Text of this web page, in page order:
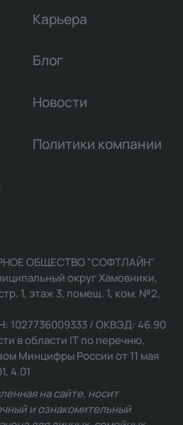
Карьера
Блог
Новости
Политики компании
ОБЩЕСТВО "СОФТЛАЙН"
округ Хамовники,
1, этаж 3, помещ. 1, ком. №2,
1027736009333 / ОКВЭД: 46.90
в области IT по перечню,
Минцифры России от 11 мая
4.01
на сайте, носит
и ознакомительный